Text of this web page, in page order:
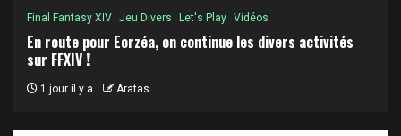
Final Fantasy XIV Jeu Divers Let's Play Vidéos
En route pour Eorzéa, on continue les divers activités
sur FFXIV !
1 jour il y a Aratas